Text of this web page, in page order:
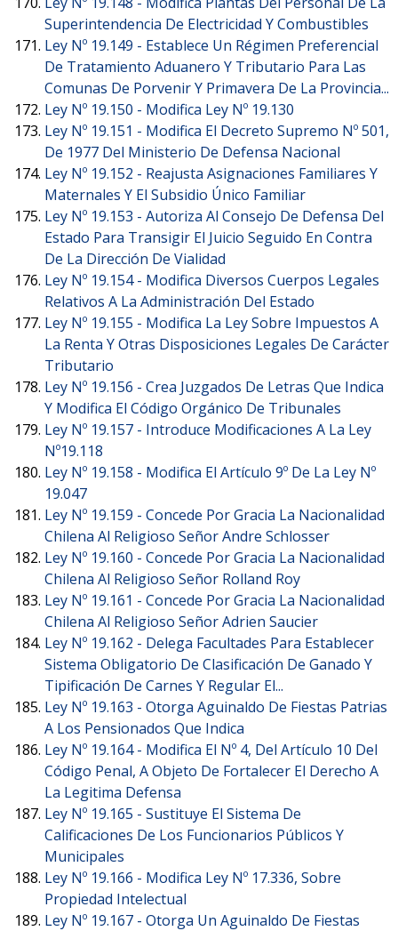
Superintendencia De Electricidad Y Combustibles
Ley Nº 19.149 - Establece Un Régimen Preferencial
De Tratamiento Aduanero Y Tributario Para Las
Comunas De Porvenir Y Primavera De La Provincia...
Ley Nº 19.150 - Modifica Ley Nº 19.130
Ley Nº 19.151 - Modifica El Decreto Supremo Nº 501,
De 1977 Del Ministerio De Defensa Nacional
Ley Nº 19.152 - Reajusta Asignaciones Familiares Y
Maternales Y El Subsidio Único Familiar
Ley Nº 19.153 - Autoriza Al Consejo De Defensa Del
Estado Para Transigir El Juicio Seguido En Contra
De La Dirección De Vialidad
Ley Nº 19.154 - Modifica Diversos Cuerpos Legales
Relativos A La Administración Del Estado
Ley Nº 19.155 - Modifica La Ley Sobre Impuestos A
La Renta Y Otras Disposiciones Legales De Carácter
Tributario
Ley Nº 19.156 - Crea Juzgados De Letras Que Indica
Y Modifica El Código Orgánico De Tribunales
Ley Nº 19.157 - Introduce Modificaciones A La Ley
Nº19.118
Ley Nº 19.158 - Modifica El Artículo 9º De La Ley Nº
19.047
Ley Nº 19.159 - Concede Por Gracia La Nacionalidad
Chilena Al Religioso Señor Andre Schlosser
Ley Nº 19.160 - Concede Por Gracia La Nacionalidad
Chilena Al Religioso Señor Rolland Roy
Ley Nº 19.161 - Concede Por Gracia La Nacionalidad
Chilena Al Religioso Señor Adrien Saucier
Ley Nº 19.162 - Delega Facultades Para Establecer
Sistema Obligatorio De Clasificación De Ganado Y
Tipificación De Carnes Y Regular El...
Ley Nº 19.163 - Otorga Aguinaldo De Fiestas Patrias
A Los Pensionados Que Indica
Ley Nº 19.164 - Modifica El Nº 4, Del Artículo 10 Del
Código Penal, A Objeto De Fortalecer El Derecho A
La Legitima Defensa
Ley Nº 19.165 - Sustituye El Sistema De
Calificaciones De Los Funcionarios Públicos Y
Municipales
Ley Nº 19.166 - Modifica Ley Nº 17.336, Sobre
Propiedad Intelectual
Ley Nº 19.167 - Otorga Un Aguinaldo De Fiestas